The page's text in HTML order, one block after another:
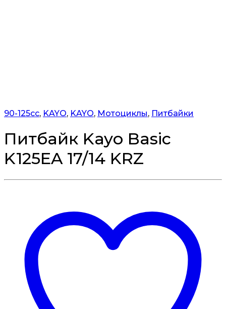
90-125cc, KAYO, KAYO, Мотоциклы, Питбайки
Питбайк Kayo Basic
K125EA 17/14 KRZ